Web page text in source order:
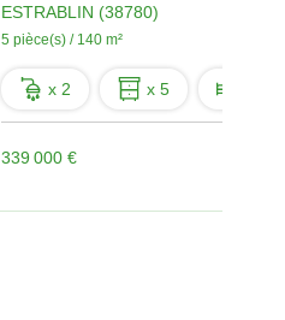
ESTRABLIN (38780)
5 pièce(s) / 140 m²
x 2 x 5
339 000 €